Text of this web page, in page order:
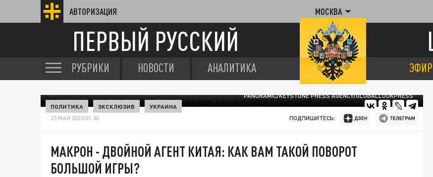
АВТОРИЗАЦИЯ МОСКВА
ПЕРВЫЙ РУССКИЙ
РУБРИКИ НОВОСТИ АНАЛИТИКА ЭФИР
PANORAMIC/KEYSTONE PRESS AGENCY/GLOBALLOOKPRESS
ПОЛИТИКА ЭКСКЛЮЗИВ УКРАИНА
23 МАЯ 2023 01:30 ПОДПИШИТЕСЬ:
МАКРОН - ДВОЙНОЙ АГЕНТ КИТАЯ: КАК ВАМ ТАКОЙ ПОВОРОТ
БОЛЬШОЙ ИГРЫ?